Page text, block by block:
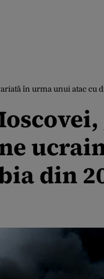
în urma unui atac
din